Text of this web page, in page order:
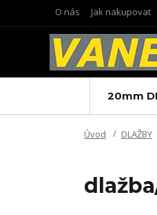
O nás Jak nakupovat
20mm
Úvod DLAŽBY